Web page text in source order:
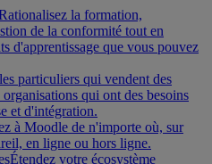
la formation,
de la conformité tout en
d'apprentissage que vous pouvez
particuliers qui vendent des
qui ont des besoins
et d'intégration.
à Moodle de n'importe où, sur
en ligne ou hors ligne.
Étendez votre écosystème